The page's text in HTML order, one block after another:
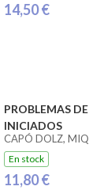
14,50 €
PROBLEMAS
INICIADOS
CAPÓ DOLZ,
En stock
11,80 €